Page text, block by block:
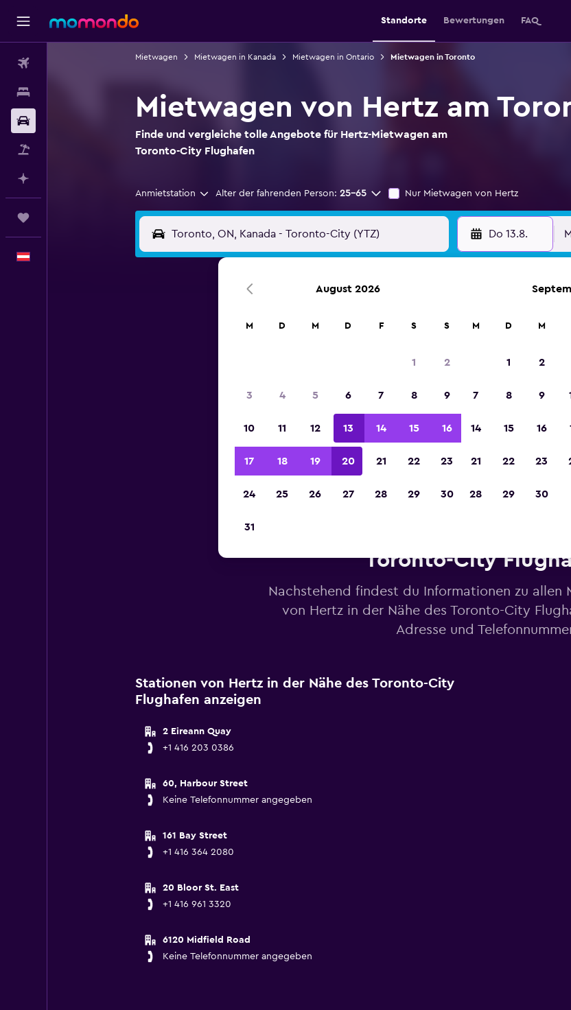
Standorte Bewertungen FAQ
Mietwagen Mietwagen in Kanada Mietwagen in Ontario Mietwagen in Toronto
Mietwagen von Hertz am
Finde und vergleiche tolle Angebote für Hertz-Mietwagen am
Toronto-City Flughafen
Anmietstation Alter der fahrenden Person: 25-65 Nur Mietwagen von Hertz
Do 13.8.
Sieger 2023 gekürt
Toronto-City
Nachstehend findest du Informationen zu allen
von Hertz in der Nähe des Toronto-City
Adresse und
Stationen von Hertz in der Nähe des Toronto-City
Flughafen anzeigen
2 Eireann Quay
+1 416 203 0386
60, Harbour Street
Keine Telefonnummer angegeben
161 Bay Street
+1 416 364 2080
20 Bloor St. East
+1 416 961 3320
6120 Midfield Road
Keine Telefonnummer angegeben
August 2026
M D M D F S S
1 2
3 4 5 6 7 8 9
10 11 12 13 14 15 16
17 18 19 20 21 22 23
24 25 26 27 28 29 30
31
M D M
1 2
7 8 9
14 15 16
21 22 23
28 29 30